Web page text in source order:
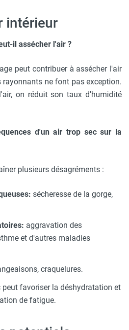
intérieur
il assécher l'air ?
peut contribuer à assécher l'air
ne font pas exception.
on réduit son taux d'humidité
d'un air trop sec sur la
plusieurs désagréments :
sécheresse de la gorge,
aggravation des
et d'autres maladies
craquelures.
peut favoriser la déshydratation et
de fatigue.